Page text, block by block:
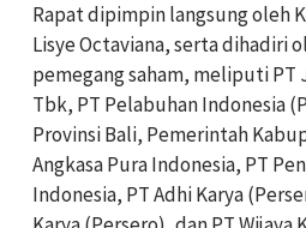
Rapat dipimpin langsung oleh
Lisye Octaviana, serta dihadiri
pemegang saham, meliputi PT
Tbk, PT Pelabuhan Indonesia
Provinsi Bali, Pemerintah
Angkasa Pura Indonesia, PT
Indonesia, PT Adhi Karya